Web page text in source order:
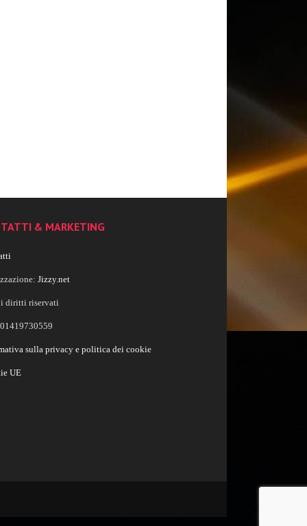
& MARKETING
Jizzy.net
diritti riservati
sulla privacy e politica dei cookie
UE